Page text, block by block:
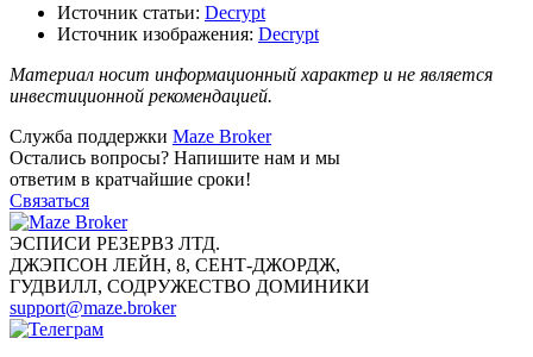
Источник статьи: Decrypt
Источник изображения: Decrypt
Материал носит информационный характер и не является
инвестиционной рекомендацией.
Служба поддержки Maze Broker
Остались вопросы? Напишите нам и мы
ответим в кратчайшие сроки!
Связаться
ЭСПИСИ РЕЗЕРВЗ ЛТД.
ДЖЭПСОН ЛЕЙН, 8, СЕНТ-ДЖОРДЖ,
ГУДВИЛЛ, СОДРУЖЕСТВО ДОМИНИКИ
support@maze.broker